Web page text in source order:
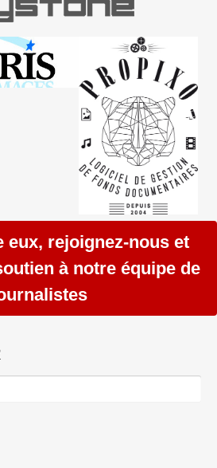
eux, rejoignez-nous et
à notre équipe de